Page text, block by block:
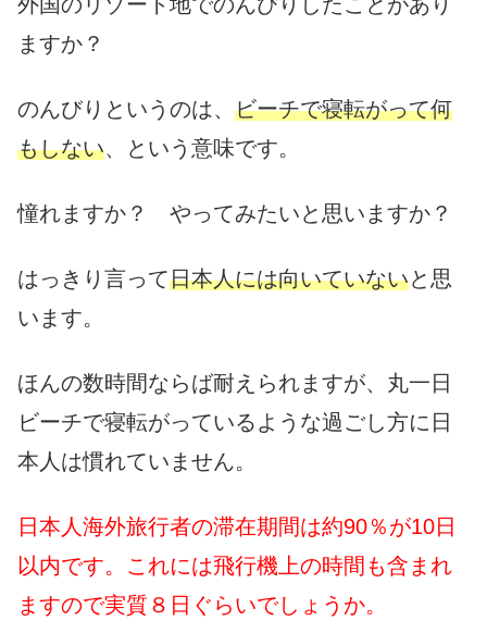
ますか？
のんびりというのは、 ビーチで寝転がって何
もしない、という意味です。
憧れますか？ やってみたいと思いますか？
はっきり言って日本人には向いていないと思
います。
ほんの数時間ならば耐えられますが、丸一日
ビーチで寝転がっているような過ごし方に日
本人は慣れていません。
日本人海外旅行者の滞在期間は約90％が10日
以内です。 これには飛行機上の時間も含まれ
ますので実質８日ぐらいでしょうか。